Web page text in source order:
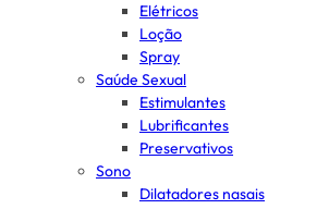
Elétricos
Loção
Spray
Saúde Sexual
Estimulantes
Lubrificantes
Preservativos
Sono
Dilatadores nasais